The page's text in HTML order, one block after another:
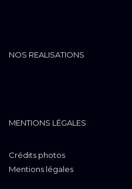
NOS REALISATIONS
MENTIONS LÉGALES
Crédits photos
Mentions légales